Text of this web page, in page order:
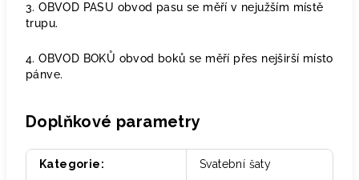
3. OBVOD PASU obvod pasu se měří v nejužším místě
trupu.
4. OBVOD BOKŮ obvod boků se měří přes nejširší místo
pánve.
Doplňkové parametry
Kategorie: Svatební šaty